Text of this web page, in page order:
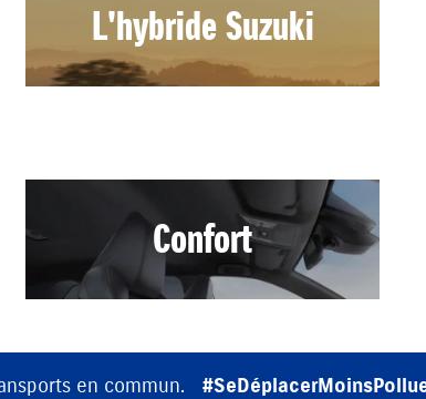
L'hybride Suzuki
Confort
en commun.